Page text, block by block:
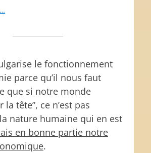
le fonctionnement
parce qu’il nous faut
que si notre monde
la tête”, ce n’est pas
nature humaine qui en est
en bonne partie notre
.